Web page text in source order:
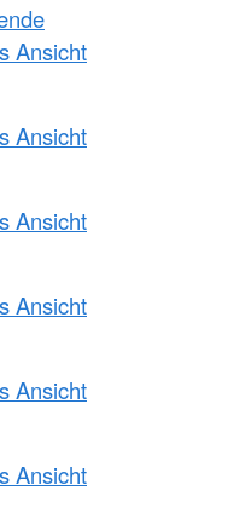
Ansicht
Ansicht
Ansicht
Ansicht
Ansicht
Ansicht